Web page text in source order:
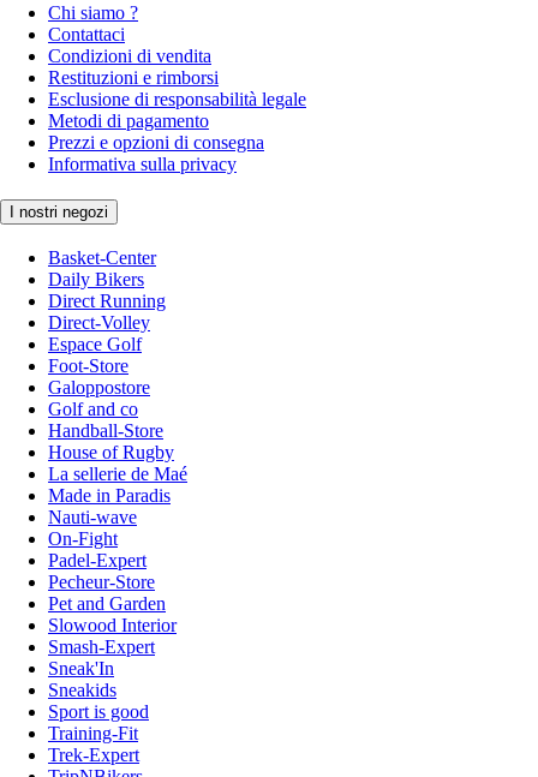
Chi siamo ?
Contattaci
Condizioni di vendita
Restituzioni e rimborsi
Esclusione di responsabilità legale
Metodi di pagamento
Prezzi e opzioni di consegna
Informativa sulla privacy
I nostri negozi
Basket-Center
Daily Bikers
Direct Running
Direct-Volley
Espace Golf
Foot-Store
Galoppostore
Golf and co
Handball-Store
House of Rugby
La sellerie de Maé
Made in Paradis
Nauti-wave
On-Fight
Padel-Expert
Pecheur-Store
Pet and Garden
Slowood Interior
Smash-Expert
Sneak'In
Sneakids
Sport is good
Training-Fit
Trek-Expert